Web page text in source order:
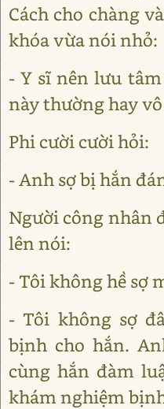
Cách cho chàng
khóa vừa nói nhỏ:
- Y sĩ nên lưu
này thường hay
Phi cười cười hỏi:
- Anh sợ bị hắn
Người công nhân
lên nói:
- Tôi không hề sợ
- Tôi không sợ
bịnh cho hắn.
cùng hắn đàm
khám nghiệm